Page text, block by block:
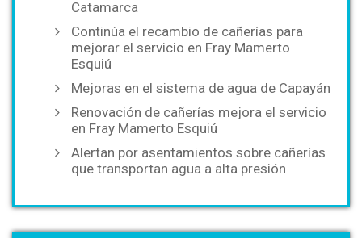
Catamarca
Continúa el recambio de cañerías para
mejorar el servicio en Fray Mamerto
Esquiú
Mejoras en el sistema de agua de Capayán
Renovación de cañerías mejora el servicio
en Fray Mamerto Esquiú
Alertan por asentamientos sobre cañerías
que transportan agua a alta presión